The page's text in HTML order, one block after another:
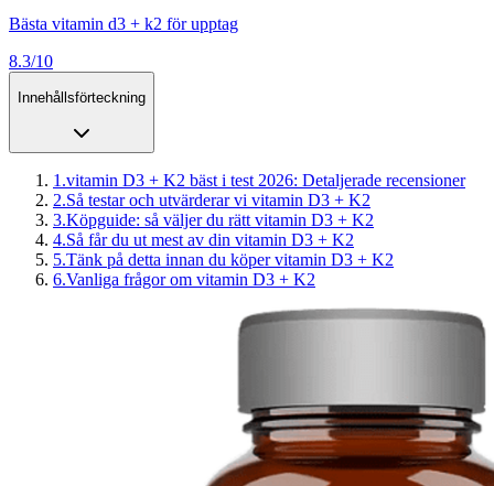
Bästa vitamin d3 + k2 för upptag
8.3/10
Innehållsförteckning
1 .vitamin D3 + K2 bäst i test 2026: Detaljerade recensioner
2.Så testar och utvärderar vi vitamin D3 + K2
3.Köpguide: så väljer du rätt vitamin D3 + K2
4.Så får du ut mest av din vitamin D3 + K2
5.Tänk på detta innan du köper vitamin D3 + K2
6.Vanliga frågor om vitamin D3 + K2